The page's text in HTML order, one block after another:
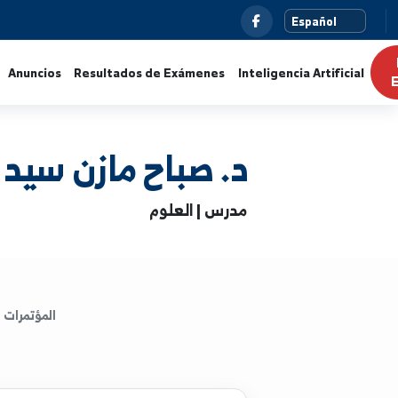
Noticias Anuncios Resultados de Exámenes
د. صباح مازن سيد